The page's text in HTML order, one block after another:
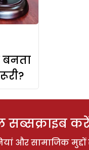
सब्सक्राइब
और सामाजिक